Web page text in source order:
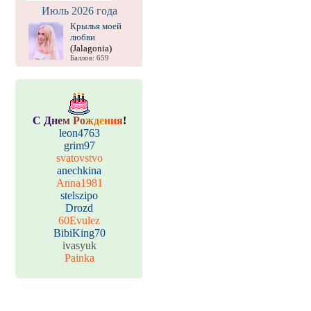
Июль 2026 года
Крылья моей
любви
(Jalagonia)
Баллов: 659
С Днем Рождения!
leon4763
grim97
svatovstvo
anechkina
Anna1981
stelszipo
Drozd
60Evulez
BibiKing70
ivasyuk
Painka